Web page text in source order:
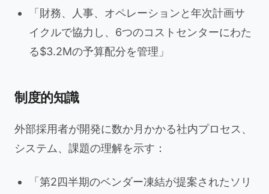
「財務、人事、オペレーションと年次計画サ
イクルで協力し、6つのコストセンターにわた
る$3.2Mの予算配分を管理」
制度的知識
外部採用者が開発に数か月かかる社内プロセス、
システム、課題の理解を示す：
「第2四半期のベンダー凍結が提案されたソリ